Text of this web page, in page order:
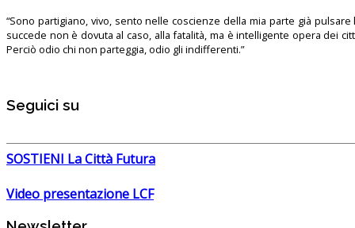
“Sono partigiano, vivo, sento nelle coscienze della mia parte già pulsare
succede non è dovuta al caso, alla fatalità, ma è intelligente opera dei
Perciò odio chi non parteggia, odio gli indifferenti.”
Seguici su
SOSTIENI La Città Futura
Video presentazione LCF